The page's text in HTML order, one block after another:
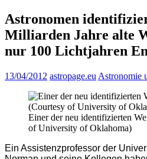
Astronomen
Milliarden Jahre alte
nur 100 Lichtjahren
13/04/2012 astropage.eu Astronomie
Einer der neu identifizierten
of University of Oklahoma)
Ein Assistenzprofessor der